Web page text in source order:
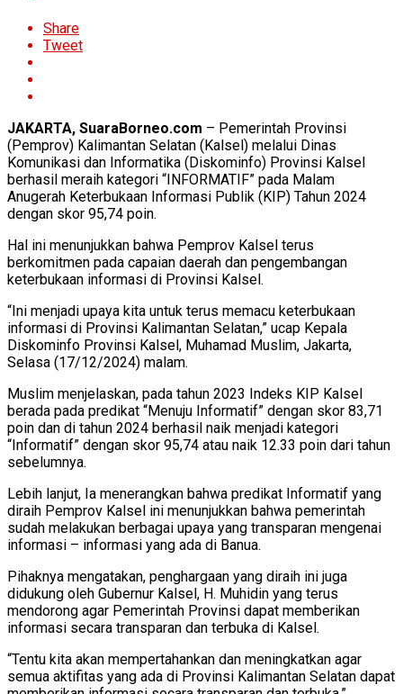
Share
Tweet
JAKARTA, SuaraBorneo.com – Pemerintah Provinsi
(Pemprov) Kalimantan Selatan (Kalsel) melalui Dinas
Komunikasi dan Informatika (Diskominfo) Provinsi Kalsel
berhasil meraih kategori “INFORMATIF” pada Malam
Anugerah Keterbukaan Informasi Publik (KIP) Tahun 2024
dengan skor 95,74 poin.
Hal ini menunjukkan bahwa Pemprov Kalsel terus
berkomitmen pada capaian daerah dan pengembangan
keterbukaan informasi di Provinsi Kalsel.
“Ini menjadi upaya kita untuk terus memacu keterbukaan
informasi di Provinsi Kalimantan Selatan,” ucap Kepala
Diskominfo Provinsi Kalsel, Muhamad Muslim, Jakarta,
Selasa (17/12/2024) malam.
Muslim menjelaskan, pada tahun 2023 Indeks KIP Kalsel
berada pada predikat “Menuju Informatif” dengan skor 83,71
poin dan di tahun 2024 berhasil naik menjadi kategori
“Informatif” dengan skor 95,74 atau naik 12.33 poin dari tahun
sebelumnya.
Lebih lanjut, Ia menerangkan bahwa predikat Informatif yang
diraih Pemprov Kalsel ini menunjukkan bahwa pemerintah
sudah melakukan berbagai upaya yang transparan mengenai
informasi – informasi yang ada di Banua.
Pihaknya mengatakan, penghargaan yang diraih ini juga
didukung oleh Gubernur Kalsel, H. Muhidin yang terus
mendorong agar Pemerintah Provinsi dapat memberikan
informasi secara transparan dan terbuka di Kalsel.
“Tentu kita akan mempertahankan dan meningkatkan agar
semua aktifitas yang ada di Provinsi Kalimantan Selatan dapat